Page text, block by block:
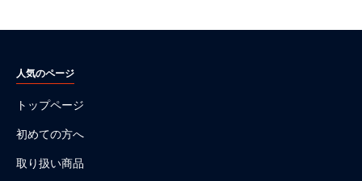
人気のページ
トップページ
初めての方へ
取り扱い商品